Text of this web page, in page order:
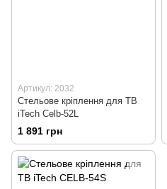
Артикул: 2032
Стельове кріплення для ТВ
iTech Celb-52L
1 891 грн